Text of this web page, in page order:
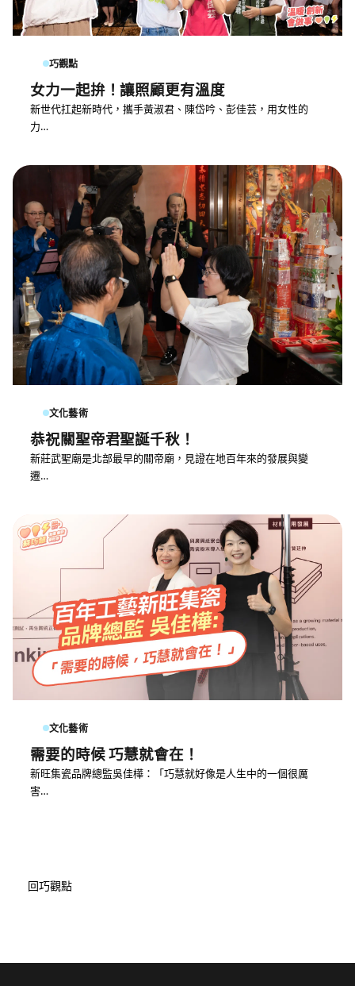
巧觀點
女力一起拚！讓照顧更有溫度
新世代扛起新時代，攜手黃淑君、陳岱吟、彭佳芸，用女性的
力…
文化藝術
恭祝關聖帝君聖誕千秋！
新莊武聖廟是北部最早的關帝廟，見證在地百年來的發展與變
遷…
文化藝術
需要的時候 巧慧就會在！
新旺集瓷品牌總監吳佳樺：「巧慧就好像是人生中的一個很厲
害…
回巧觀點